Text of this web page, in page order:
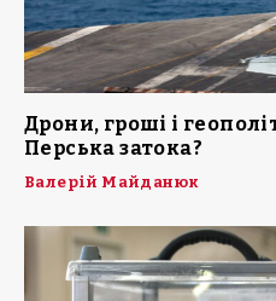
Дрони, гроші і
Перська затока?
Валерій Майданюк